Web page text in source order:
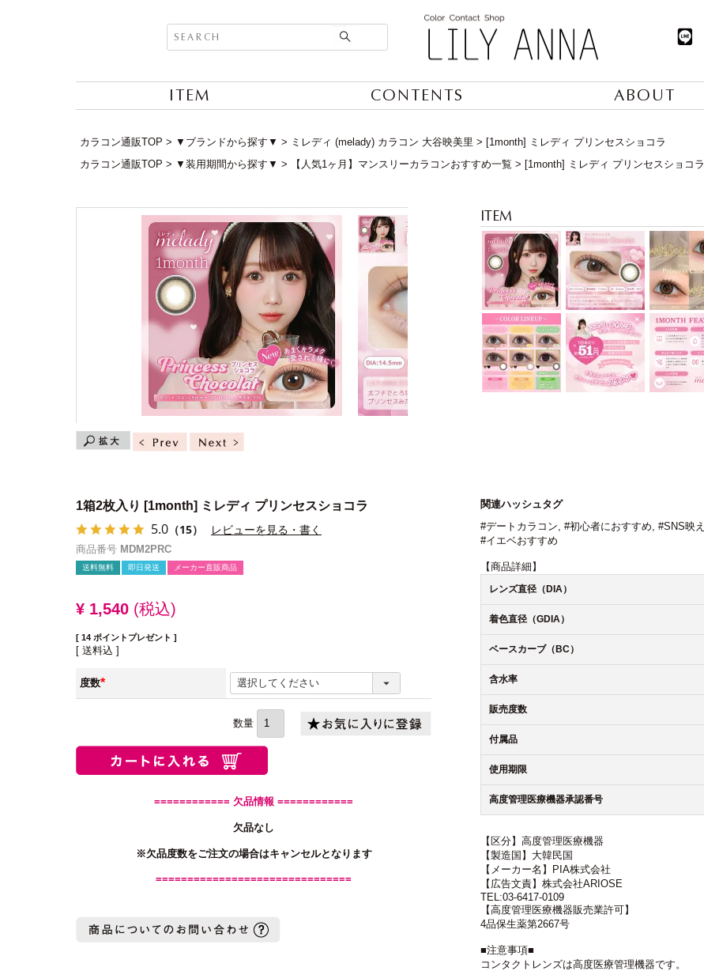
ITEM CONTENTS ABOUT
カラコン通販TOP ▼ブランドから探す▼ ミレディ (melady) カラコン 大谷映美里
[1month] ミレディ プリンセスショコラ
カラコン通販TOP
▼装用期間から探す▼ 【人気1ヶ月】マンスリーカラコンおすすめ一覧 [1month] ミレディ プリンセスショコラ
1箱2枚入り [1month] ミレディ プリンセスショコラ
5.0 （15） レビューを見る・書く
商品番号 MDM2PRC
送料無料 即日発送 メーカー直販商品
¥ 1,540 税込
[ 14 ポイントプレゼント ]
送料込
度数
(必
============ 欠品情報 ============
欠品なし
※欠品度数をご注文の場合はキャンセルとなります
===============================
関連ハッシュタグ
#デートカラコン, #初心者におすすめ, #SNS映え
#イエベおすすめ
【商品詳細】
レンズ直径（DIA）
着色直径（GDIA）
ベースカーブ（BC）
含水率
販売度数
付属品
使用期限
高度管理医療機器承認番号
【区分】高度管理医療機器
【製造国】大韓民国
【メーカー名】PIA株式会社
【広告文責】株式会社ARIOSE
TEL:03-6417-0109
【高度管理医療機器販売業許可】
4品保生薬第2667号
■注意事項■
コンタクトレンズは高度医療管理機器です。